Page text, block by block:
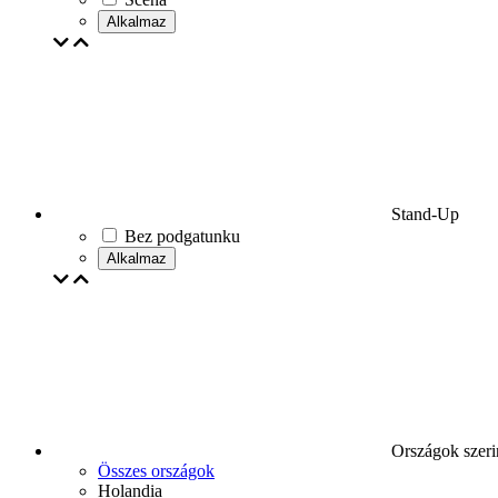
Alkalmaz
Stand-Up
Bez podgatunku
Alkalmaz
Országok
Összes országok
Holandia